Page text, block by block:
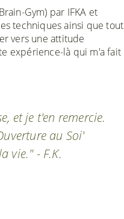
Gym) par IFKA et
techniques ainsi que tout
vers une attitude
expérience-là qui m'a fait
et je t'en remercie.
au Soi'
vie." - F.K.